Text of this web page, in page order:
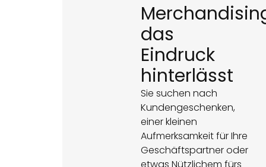
das
Eindruck
hinterlässt
Sie suchen nach
Kundengeschenken,
einer kleinen
Aufmerksamkeit für Ihre
Geschäftspartner oder